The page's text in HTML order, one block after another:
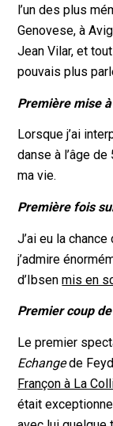
l’un des plus
Genovese, à
Jean Vilar, et
pouvais plus
Première mise
Lorsque j’ai
danse à l’âge de
ma vie.
Première fois
J’ai eu la
j’admire
d’Ibsenmis en
Premier coup
Le premier
Echangede
Françon à La
était